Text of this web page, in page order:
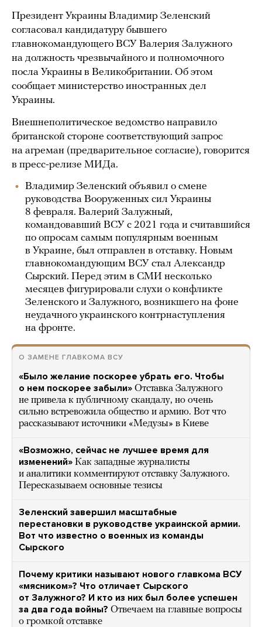
Президент Украины Владимир Зеленский
согласовал кандидатуру бывшего
главнокомандующего ВСУ Валерия Залужного
на должность чрезвычайного и полномочного
посла Украины в Великобритании. Об этом
сообщает министерство иностранных дел
Украины.
Внешнеполитическое ведомство направило
британской стороне соответствующий запрос
на агреман (предварительное согласие), говорится
в пресс-релизе МИДа.
Владимир Зеленский объявил о смене
руководства Вооруженных сил Украины
8 февраля. Валерий Залужный,
командовавший ВСУ с 2021 года и считавшийся
по опросам самым популярным военным
в Украине, был отправлен в отставку. Новым
главнокомандующим ВСУ стал Александр
Сырский. Перед этим в СМИ несколько
месяцев фигурировали слухи о конфликте
Зеленского и Залужного, возникшего на фоне
неудачного украинского контрнаступления
на фронте.
О ЗАМЕНЕ ГЛАВКОМА ВСУ
«Было желание поскорее убрать его. Чтобы
о нем поскорее забыли» Отставка Залужного
не привела к публичному скандалу, но очень
сильно встревожила общество и армию. Вот что
рассказывают источники «Медузы» в Киеве
«Возможно, сейчас не лучшее время для
изменений» Как западные журналисты
и аналитики комментируют отставку Залужного.
Пересказываем основные тезисы
Зеленский завершил масштабные
перестановки в руководстве украинской армии.
Вот что известно о военных из команды
Сырского
Почему критики называют нового главкома ВСУ
«мясником»? Что отличает Сырского
от Залужного? И кто из них был более успешен
за два года войны? Отвечаем на главные вопросы
о громкой отставке